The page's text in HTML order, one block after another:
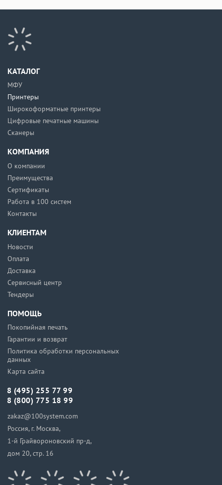
КАТАЛОГ
МФУ
Принтеры
Широкоформатные принтеры
Цифровые печатные машины
Сканеры
КОМПАНИЯ
О компании
Преимущества
Сертификаты
Работа в 100 систем
Контакты
КЛИЕНТАМ
Новости
Оплата
Доставка
Сервисный центр
Тендеры
ПОМОЩЬ
Покопийная печать
Гарантии и возврат
Политика обработки персональных
данных
Карта сайта
8 (495) 255 77 99
8 (800) 775 18 99
zakaz@100system.com
Россия, г. Москва,
1-й Грайвороновский пр-д,
дом 20, стр. 16